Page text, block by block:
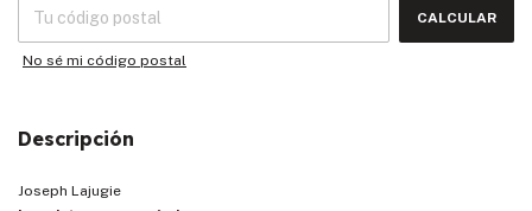
CALCULAR
No sé mi código postal
Descripción
Joseph Lajugie